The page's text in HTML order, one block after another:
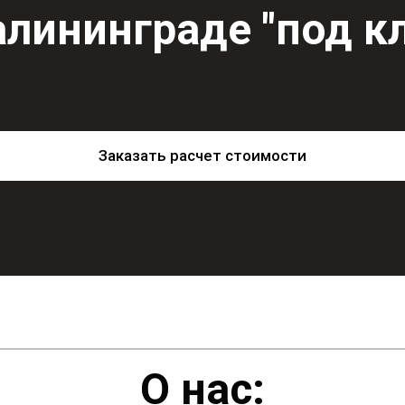
"под
Заказать расчет стоимости
О нас: